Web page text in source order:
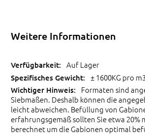
Weitere Informationen
Auf Lager
± 1600KG pro
Formaten sind
Siebmaßen. Deshalb können die
leicht abweichen. Befüllung von
erfahrungsgemäß sollten Sie etwa 20%
berechnet um die Gabionen optimal